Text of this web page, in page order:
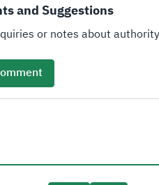
and Suggestions
or notes about